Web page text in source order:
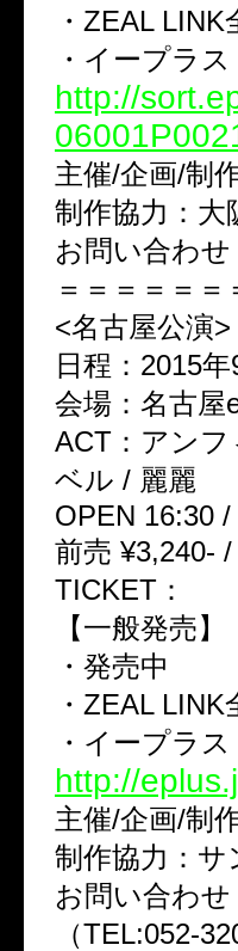
・ZEAL LINK
・イープラス
http://
主催/企画/制
制作協力：大
お問い合わせ
＝＝＝＝＝
<名古屋公演>
日程：2015年
会場：名古屋
ACT：アンフ
ベル / 麗麗
OPEN 16:30
前売 ¥3,240-
TICKET：
【一般発売
・発売中
・ZEAL LINK
・イープラス
http://
主催/企画/制
制作協力：
お問い合わ
（TEL:052-